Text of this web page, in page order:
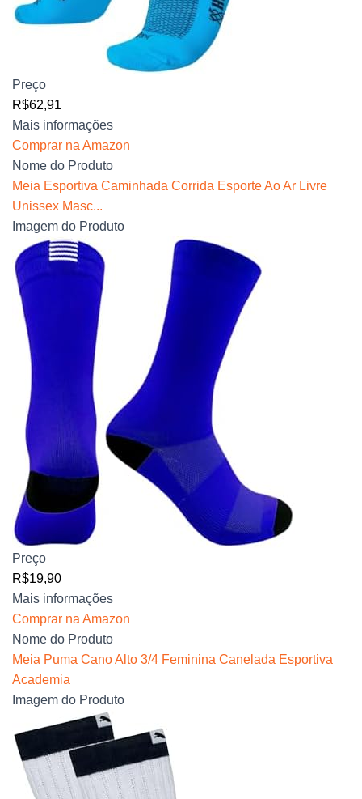
Preço
R$62,91
Mais informações
Comprar na Amazon
Nome do Produto
Meia Esportiva Caminhada Corrida Esporte Ao Ar Livre
Unissex Masc...
Imagem do Produto
Preço
R$19,90
Mais informações
Comprar na Amazon
Nome do Produto
Meia Puma Cano Alto 3/4 Feminina Canelada Esportiva
Academia
Imagem do Produto